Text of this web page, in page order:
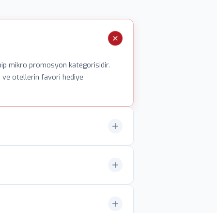
mikro promosyon kategorisidir.
ve otellerin favori hediye
uzun ömürlü kullanım sağlar.
çok renkli tasarımlar için